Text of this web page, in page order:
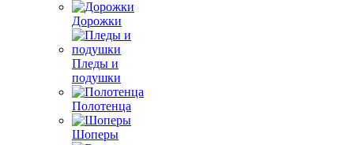
Дорожки
Пледы и
подушки
Полотенца
Шоперы